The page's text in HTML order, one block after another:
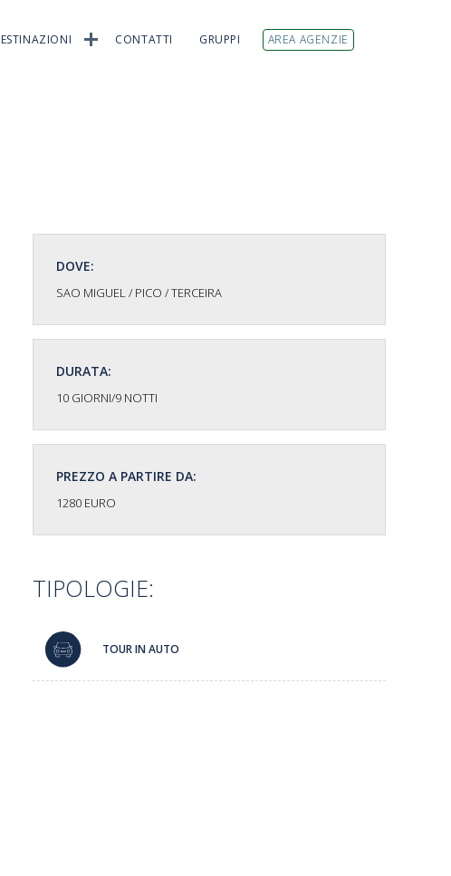
CONTATTI GRUPPI AREA AGENZIE
DOVE:
SAO MIGUEL / PICO / TERCEIRA
DURATA:
10 GIORNI/9 NOTTI
PREZZO A PARTIRE DA:
1280 EURO
TIPOLOGIE:
TOUR IN AUTO